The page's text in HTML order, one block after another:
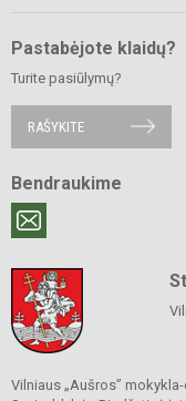
Pastabėjote klaidų?
Turite pasiūlymų?
RAŠYKITE
Bendraukime
Vilniaus „Aušros”